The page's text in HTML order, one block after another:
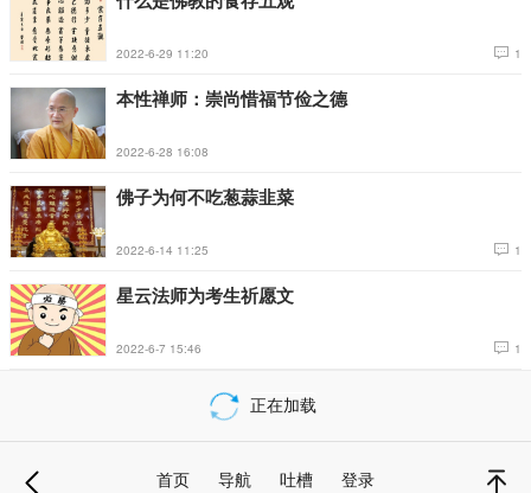
2022-6-29 11:20 1
本性禅师：崇尚惜福节俭之德
2022-6-28 16:08
佛子为何不吃葱蒜韭菜
2022-6-14 11:25 1
星云法师为考生祈愿文
2022-6-7 15:46 1
载
更
正在加载
首页 导航 吐槽 登录